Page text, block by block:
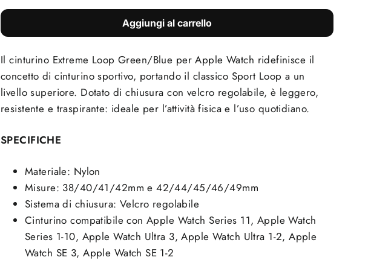
Aggiungi al carrello
Il cinturino Extreme Loop Green/Blue per Apple Watch ridefinisce il
concetto di cinturino sportivo, portando il classico Sport Loop a un
livello superiore. Dotato di chiusura con velcro regolabile, è leggero,
resistente e traspirante: ideale per l’attività fisica e l’uso quotidiano.
SPECIFICHE
Materiale: Nylon
Misure: 38/40/41/42mm e 42/44/45/46/49mm
Sistema di chiusura: Velcro regolabile
Cinturino compatibile con Apple Watch Series 11, Apple Watch
Series 1-10, Apple Watch Ultra 3, Apple Watch Ultra 1-2, Apple
Watch SE 3, Apple Watch SE 1-2